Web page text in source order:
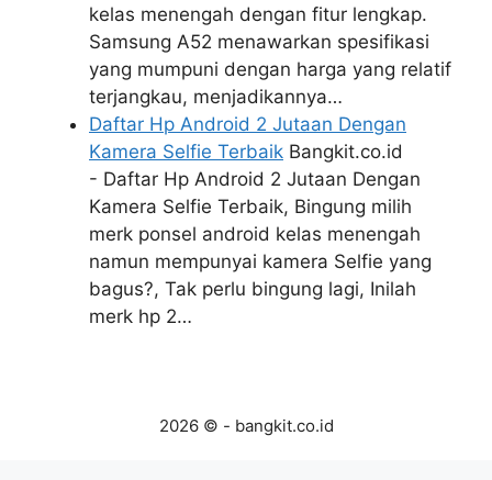
kelas menengah dengan fitur lengkap.
Samsung A52 menawarkan spesifikasi
yang mumpuni dengan harga yang relatif
terjangkau, menjadikannya…
Daftar Hp Android 2 Jutaan Dengan
Kamera Selfie Terbaik Bangkit.co.id
- Daftar Hp Android 2 Jutaan Dengan
Kamera Selfie Terbaik, Bingung milih
merk ponsel android kelas menengah
namun mempunyai kamera Selfie yang
bagus?, Tak perlu bingung lagi, Inilah
merk hp 2…
2026 © - bangkit.co.id